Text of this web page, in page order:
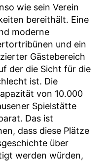
wie sein Verein
bereithält. Eine
moderne
und ein
Gästebereich
der die Sicht für die
ist. Die
von 10.000
Spielstätte
Das ist
dass diese Plätze
über
werden würden,